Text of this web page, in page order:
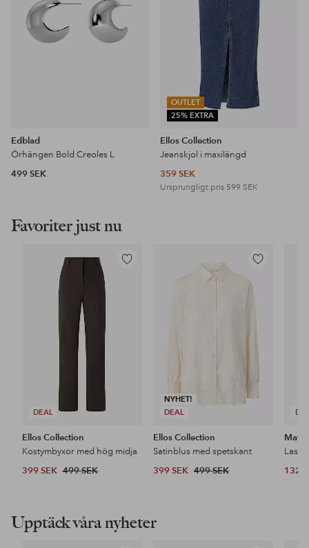
Edblad
Örhängen Bold Creoles L
499 SEK
OUTLET
25% EXTRA
Ellos Collection
Jeanskjol i maxilängd
359 SEK
Ursprungligt pris 599 SEK
Favoriter just nu
DEAL
Lägg
Ellos Collection
Kostymbyxor med hög midja
399 SEK 499 SEK
NYHET!
DEAL
Lägg
i
Ellos Collection
Satinblus med spetskant
399 SEK 499 SEK 132
Upptäck våra nyheter